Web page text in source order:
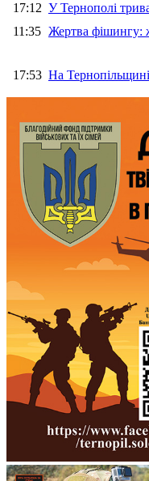
17:12 У Тернополі
11:35 Жертва фішингу:
17:53 На